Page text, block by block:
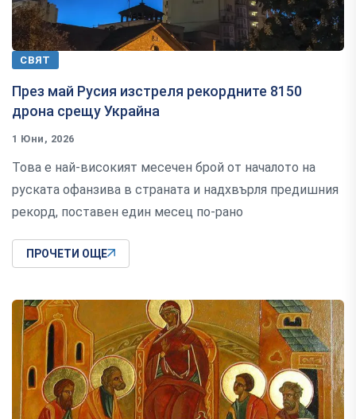
СВЯТ
През май Русия изстреля рекордните 8150
дрона срещу Украйна
1 Юни, 2026
Това е най-високият месечен брой от началото на
руската офанзива в страната и надхвърля предишния
рекорд, поставен един месец по-рано
ПРОЧЕТИ ОЩЕ